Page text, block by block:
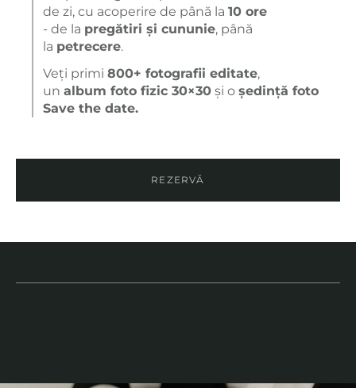
de zi, cu acoperire de până la 10 ore
- de la pregătiri și cununie, până
la petrecere.
Veți primi 800+ fotografii editate,
un album foto fizic 30×30 și o ședință foto
Save the date.
REZERVĂ